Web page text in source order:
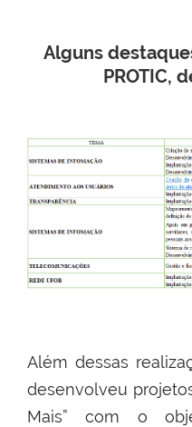
Alguns
PROTIC,
Além dessas
desenvolveu
Mais” com o